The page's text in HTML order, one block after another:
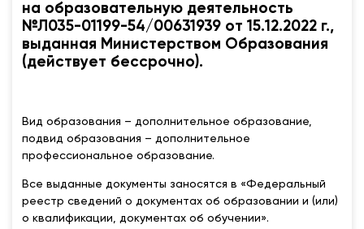
на образовательную деятельность
№Л035-01199-54/00631939 от 15.12.2022 г.,
выданная Министерством Образования
(действует бессрочно).
Вид образования – дополнительное образование,
подвид образования – дополнительное
профессиональное образование.
Все выданные документы заносятся в «Федеральный
реестр сведений о документах об образовании и (или)
о квалификации, документах об обучении».